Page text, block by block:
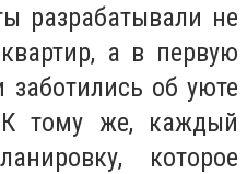
разрабатывали не
а в первую
заботились об уюте
тому же, каждый
которое